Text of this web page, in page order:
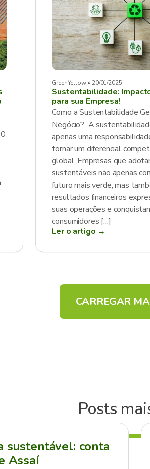
GreenYellow • 20/01/2025
Sustentabilidade:
para sua Empresa!
Como a Sustentabilidade
Negócio? A
apenas uma
tornar um diferencial
global. Empresas que
sustentáveis não apenas
futuro mais verde, mas
resultados financeiros
suas operações e
consumidores […]
Ler o artigo →
CARREGAR
Posts
sustentável: conta
Assaí